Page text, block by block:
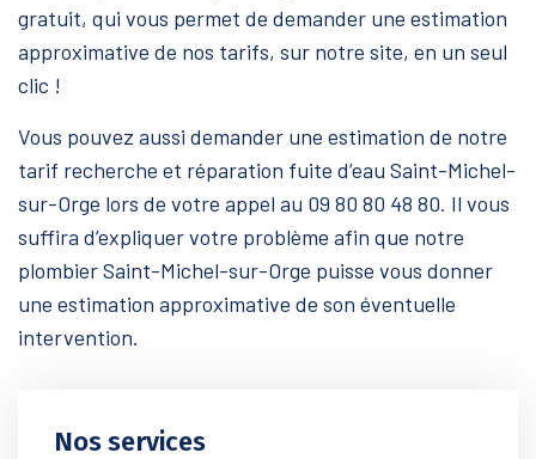
gratuit, qui vous permet de demander une estimation
approximative de nos tarifs, sur notre site, en un seul
clic !
Vous pouvez aussi demander une estimation de notre
tarif recherche et réparation fuite d’eau Saint-Michel-
sur-Orge lors de votre appel au 09 80 80 48 80. Il vous
suffira d’expliquer votre problème afin que notre
plombier Saint-Michel-sur-Orge puisse vous donner
une estimation approximative de son éventuelle
intervention.
Nos services